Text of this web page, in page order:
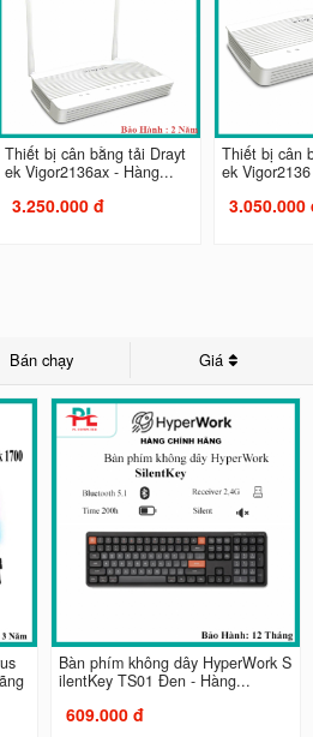
Thiết bị cân bằng tải Drayt
ek Vigor2136ax - Hàng...
3.250.000 đ
Thiết bị cân
ek
3.050.000
Bán chạy Giá
Bàn phím không dây HyperWork S
ilentKey TS01 Đen - Hàng...
609.000 đ